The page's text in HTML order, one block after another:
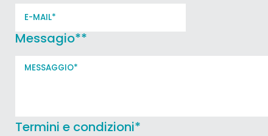
Messagio**
Termini e condizioni*